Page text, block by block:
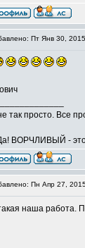
Пт Янв 30,
так просто. Все
ВОРЧЛИВЫЙ -
Пн Апр 27,
наша работа.